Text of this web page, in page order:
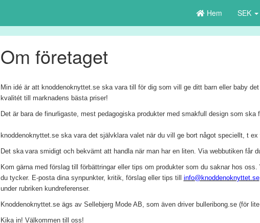
Hem SEK
Om företaget
Min idé är att knoddenoknyttet.se ska vara till för dig som vill ge ditt barn eller baby
kvalitét till marknadens bästa priser!
Det är bara de finurligaste, mest pedagogiska produkter med smakfull design som ska
knoddenoknyttet.se ska vara det självklara valet när du vill ge bort något speciellt, t
Det ska vara smidigt och bekvämt att handla när man har en liten. Via webbutiken får
Kom gärna med förslag till förbättringar eller tips om produkter som du saknar hos
du tycker. E-posta dina synpunkter, kritik, förslag eller tips till info@knoddenoknyttet.se
under rubriken kundreferenser.
Knoddenoknyttet.se ägs av Sellebjerg Mode AB, som även driver bulleribong.se (för
Kika in! Välkommen till oss!